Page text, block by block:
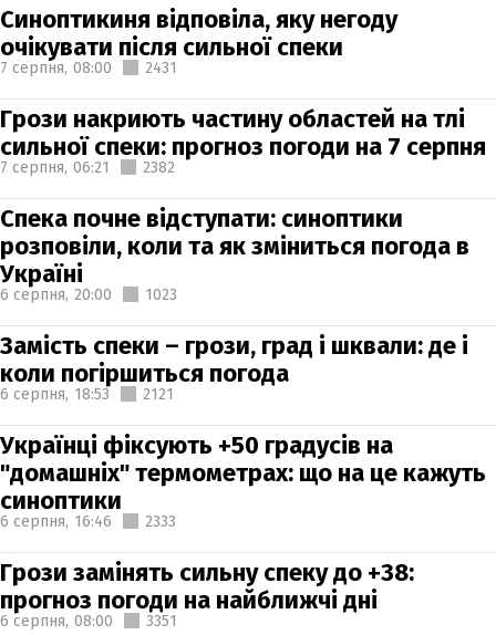
Синоптикиня відповіла, яку негоду
очікувати після сильної спеки
7 серпня, 08:00 2431
Грози накриють частину областей на тлі
сильної спеки: прогноз погоди на 7 серпня
7 серпня, 06:21 2382
Спека почне відступати: синоптики
розповіли, коли та як зміниться погода в
Україні
6 серпня, 20:00 1023
Замість спеки – грози, град і шквали: де і
коли погіршиться погода
6 серпня, 18:53 2121
Українці фіксують +50 градусів на
"домашніх" термометрах: що на це кажуть
синоптики
6 серпня, 16:46 2333
Грози замінять сильну спеку до +38:
прогноз погоди на найближчі дні
6 серпня, 08:00 3351